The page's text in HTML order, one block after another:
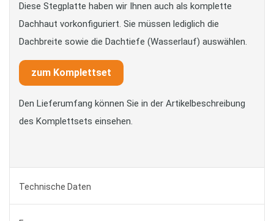
Diese Stegplatte haben wir Ihnen auch als komplette
Dachhaut vorkonfiguriert. Sie müssen lediglich die
Dachbreite sowie die Dachtiefe (Wasserlauf) auswählen.
zum Komplettset
Den Lieferumfang können Sie in der Artikelbeschreibung
des Komplettsets einsehen.
Technische Daten